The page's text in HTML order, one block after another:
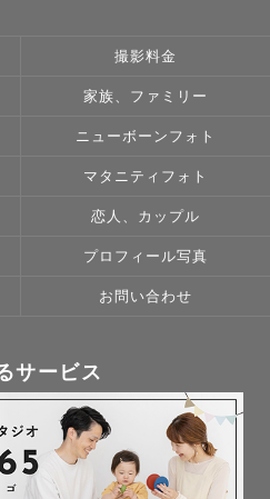
撮影料金
家族、ファミリー
ニューボーンフォト
マタニティフォト
恋人、カップル
プロフィール写真
お問い合わせ
サービス